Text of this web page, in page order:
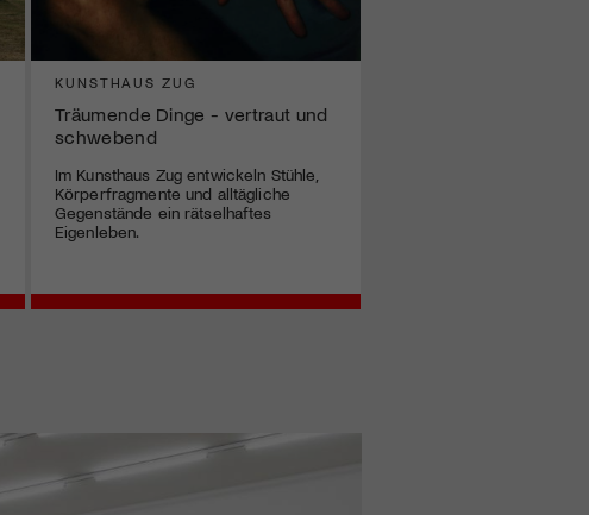
KUNSTHAUS ZUG
Träumende Dinge - vertraut und
schwebend
Im Kunsthaus Zug entwickeln Stühle,
Körperfragmente und alltägliche
Gegenstände ein rätselhaftes
Eigenleben.